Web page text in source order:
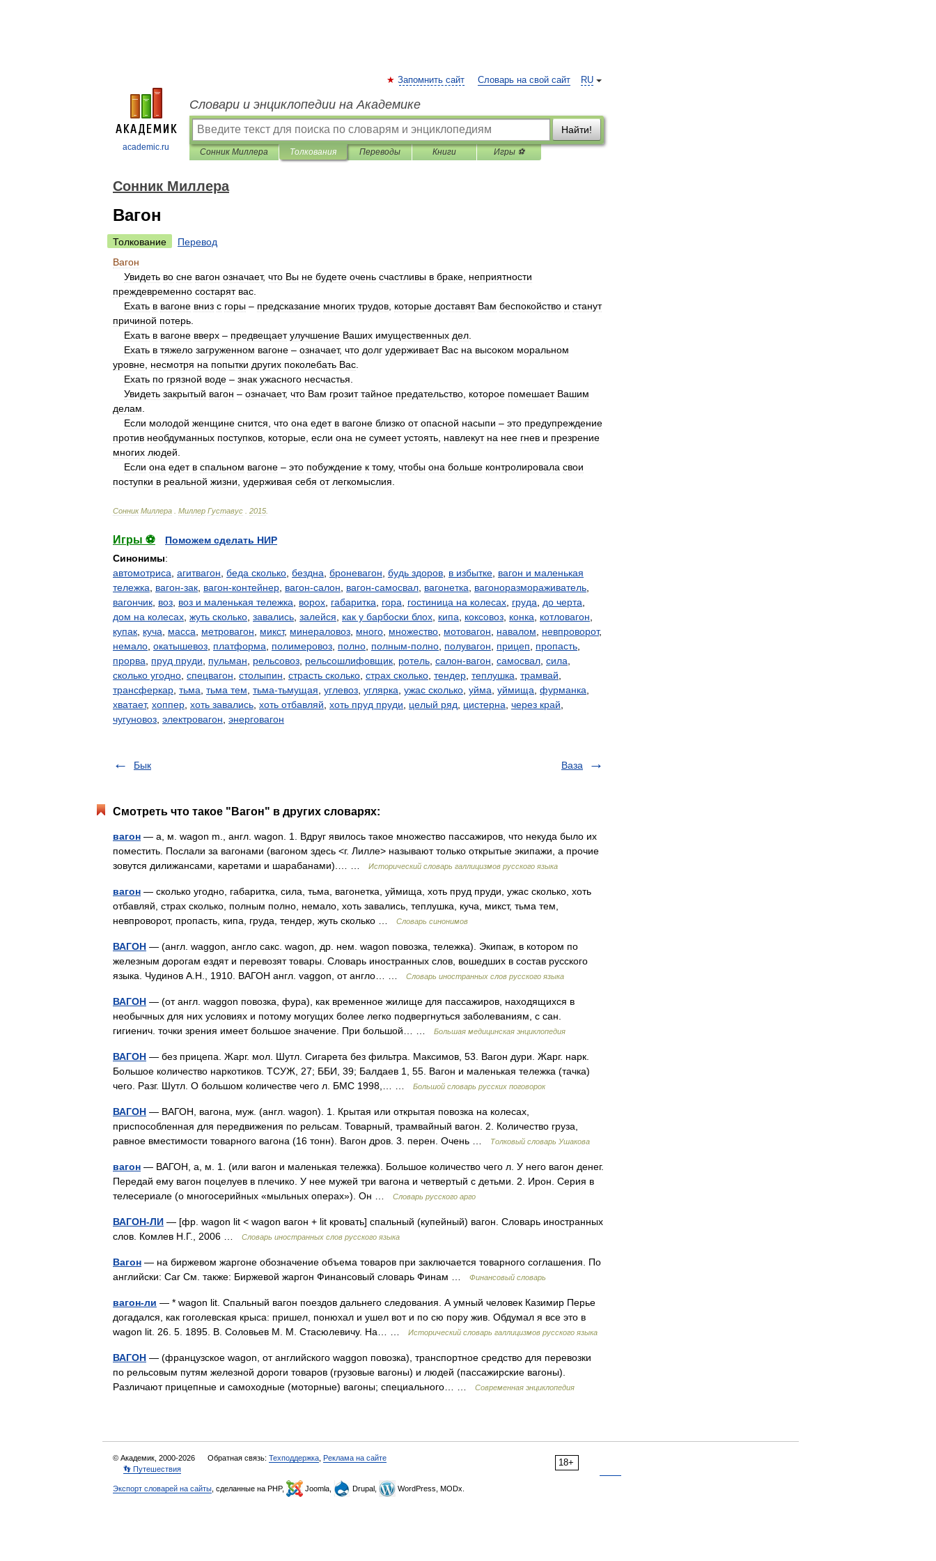
academic.ru
RU
Запомнить сайт Словарь на свой сайт
Словари и энциклопедии на Академике
Найти!
Сонник Миллера Толкования Переводы Книги Игры ⚽
Сонник Миллера
Вагон
Толкование
Перевод
Вагон
Увидеть во сне вагон означает, что Вы не будете очень счастливы в браке неприятности
преждевременно состарят вас
Ехать в вагоне вниз с горы – предсказание многих трудов которые доставят Вам беспокойство и станут
причиной потерь
Ехать в вагоне вверх – предвещает улучшение Ваших имущественных дел
Ехать в тяжело загруженном вагоне – означает, что долг удерживает Вас на высоком моральном
уровне несмотря на попытки других поколебать Вас
Ехать по грязной воде – знак ужасного несчастья
Увидеть закрытый вагон – означает, что Вам грозит тайное предательство которое помешает Вашим
делам
Если молодой женщине снится что она едет в вагоне близко от опасной насыпи – это предупреждение
против необдуманных поступков которые если она не сумеет устоять навлекут на нее гнев и презрение
многих людей
Если она едет в спальном вагоне – это побуждение к тому, чтобы она больше контролировала свои
поступки в реальной жизни удерживая себя от легкомыслия
Сонник Миллера Миллер Густавус 2015
Игры ⚽
Поможем сделать НИР
Синонимы:
автомотриса агитвагон беда сколько бездна броневагон будь здоров в избытке вагон и маленькая
тележка
вагон-зак вагон-контейнер вагон-салон вагон-самосвал вагонетка вагоноразмораживатель
вагончик воз воз и маленькая тележка ворох габаритка гора гостиница на колесах груда до черта
дом на колесах жуть сколько завались залейся как у барбоски блох кипа коксовоз конка котловагон
купак куча масса метровагон микст, минераловоз много множество мотовагон навалом невпроворот,
немало окатышевоз платформа полимеровоз полно полным-полно полувагон прицеп пропасть
прорва
пруд пруди пульман рельсовоз рельсошлифовщик ротель салон-вагон самосвал сила
сколько угодно спецвагон столыпин страсть сколько страх сколько тендер теплушка трамвай
трансферкар тьма тьма тем тьма-тьмущая углевоз углярка ужас сколько уйма уймища фурманка
хватает, хоппер хоть завались хоть отбавляй хоть пруд пруди целый ряд цистерна через край
чугуновоз электровагон энерговагон
Бык Ваза
Смотреть что такое "Вагон" в других словарях:
вагон — а, м. wagon m., англ. wagon. 1. Вдруг явилось такое множество пассажиров, что некуда было их
поместить. Послали за вагонами (вагоном здесь <г. Лилле> называют только открытые экипажи, а прочие
зовутся дилижансами, каретами и шарабанами).… …
Исторический словарь галлицизмов русского языка
вагон — сколько угодно, габаритка, сила, тьма, вагонетка, уймища, хоть пруд пруди, ужас сколько, хоть
отбавляй, страх сколько, полным полно, немало, хоть завались, теплушка, куча, микст, тьма тем,
невпроворот, пропасть, кипа, груда, тендер, жуть сколько …
Словарь синонимов
ВАГОН — (англ. waggon, англо сакс. wagon, др. нем. wagon повозка, тележка). Экипаж, в котором по
железным дорогам ездят и перевозят товары. Словарь иностранных слов, вошедших в состав русского
языка. Чудинов А.Н., 1910. ВАГОН англ. vaggon, от англо… …
Словарь иностранных слов русского языка
ВАГОН — (от англ. waggon повозка, фура), как временное жилище для пассажиров, находящихся в
необычных для них условиях и потому могущих более легко подвергнуться заболеваниям, с сан.
гигиенич. точки зрения имеет большое значение. При большой… …
Большая медицинская энциклопедия
ВАГОН — без прицепа. Жарг. мол. Шутл. Сигарета без фильтра. Максимов, 53. Вагон дури. Жарг. нарк.
Большое количество наркотиков. ТСУЖ, 27; ББИ, 39; Балдаев 1, 55. Вагон и маленькая тележка (тачка)
чего. Разг. Шутл. О большом количестве чего л. БМС 1998,… …
Большой словарь русских поговорок
ВАГОН — ВАГОН, вагона, муж. (англ. wagon). 1. Крытая или открытая повозка на колесах,
приспособленная для передвижения по рельсам. Товарный, трамвайный вагон. 2. Количество груза,
равное вместимости товарного вагона (16 тонн). Вагон дров. 3. перен. Очень …
Толковый словарь Ушакова
вагон — ВАГОН, а, м. 1. (или вагон и маленькая тележка). Большое количество чего л. У него вагон денег.
Передай ему вагон поцелуев в плечико. У нее мужей три вагона и четвертый с детьми. 2. Ирон. Серия в
телесериале (о многосерийных «мыльных операх»). Он …
Словарь русского арго
ВАГОН-ЛИ — [фр. wagon lit < wagon вагон + lit кровать] спальный (купейный) вагон. Словарь иностранных
слов. Комлев Н.Г., 2006 …
Словарь иностранных слов русского языка
Вагон — на биржевом жаргоне обозначение объема товаров при заключается товарного соглашения. По
английски: Car См. также: Биржевой жаргон Финансовый словарь Финам …
Финансовый словарь
вагон-ли — * wagon lit. Спальный вагон поездов дальнего следования. А умный человек Казимир Перье
догадался, как гоголевская крыса: пришел, понюхал и ушел вот и по сю пору жив. Обдумал я все это в
wagon lit. 26. 5. 1895. В. Соловьев М. М. Стасюлевичу. На… …
Исторический словарь галлицизмов русского языка
ВАГОН — (французское wagon, от английского waggon повозка), транспортное средство для перевозки
по рельсовым путям железной дороги товаров (грузовые вагоны) и людей (пассажирские вагоны).
Различают прицепные и самоходные (моторные) вагоны; специального… …
Современная энциклопедия
18+
© Академик, 2000-2026 Обратная связь: Техподдержка Реклама на сайте
👣 Путешествия
Экспорт словарей на сайты , сделанные на PHP, Joomla, Drupal, WordPress, MODx.